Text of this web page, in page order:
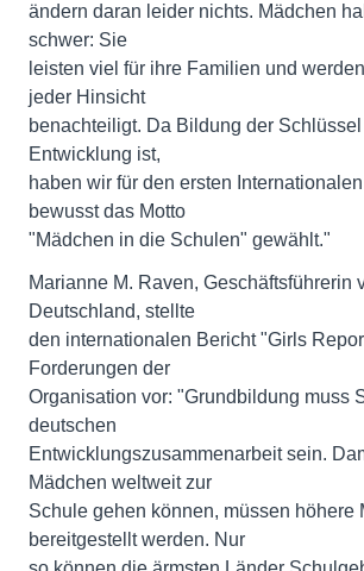
ändern daran leider nichts. Mädchen
schwer: Sie
leisten viel für ihre Familien und
jeder Hinsicht
benachteiligt. Da Bildung der
Entwicklung ist,
haben wir für den ersten
bewusst das Motto
"Mädchen in die Schulen" gewählt."
Marianne M. Raven, Geschäftsführerin
Deutschland, stellte
den internationalen Bericht "Girls
Forderungen der
Organisation vor: "Grundbildung muss
deutschen
Entwicklungszusammenarbeit sein.
Mädchen weltweit zur
Schule gehen können, müssen höhere
bereitgestellt werden. Nur